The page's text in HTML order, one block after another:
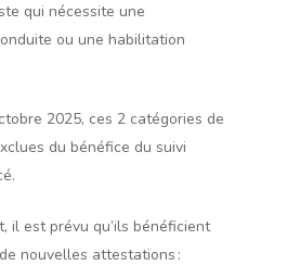
qui nécessite une
ou une habilitation
2025, ces 2 catégories de
du bénéfice du suivi
il est prévu qu’ils bénéficient
nouvelles attestations :